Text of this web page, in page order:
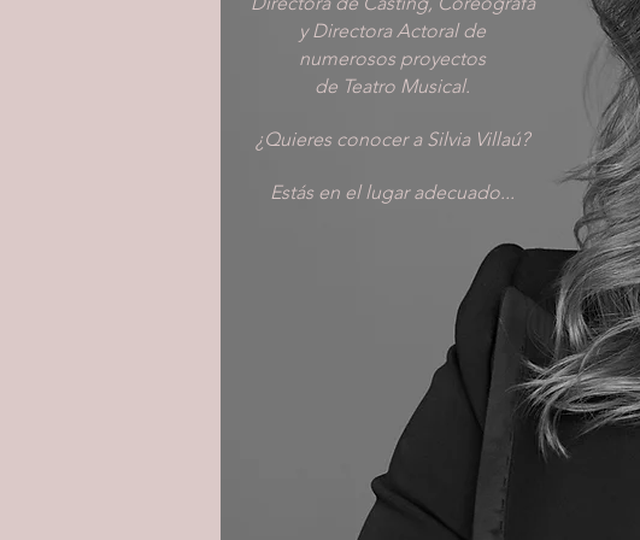
y Directora Actoral de
numerosos proyectos
de Teatro Musical.
¿Quieres conocer a Silvia Villaú?
Estás en el lugar adecuado...